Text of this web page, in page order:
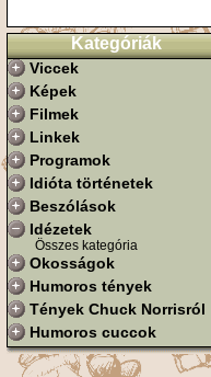
Kategóriák
Viccek
Képek
Filmek
Linkek
Programok
Idióta történetek
Beszólások
Idézetek
Összes kategória
Okosságok
Humoros tények
Tények Chuck Norrisról
Humoros cuccok